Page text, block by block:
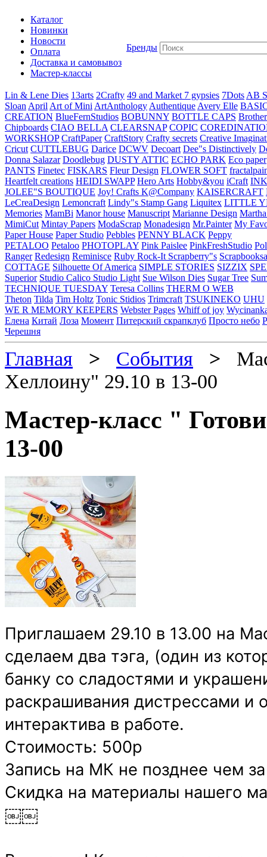
Каталог
Новинки
Новости
Оплата
Доставка и самовывоз
Мастер-классы
Бренды
Lin & Lene Dies 13arts 2Crafty 49 and Market 7 gypsies 7Dots AB
Sloan April Art of Mini ArtAnthology Authentique Avery Elle
CREATION BlueFernStudios BOBUNNY BOTTLE CAPS Brother
Chipboards CIAO BELLA CLEARSNAP COPIC
WORKSHOP CraftPaper CraftStory Crafty secrets Creative
Cricut CUTTLEBUG Darice DCWV Decoart Dee"s Distinctively
Donna Salazar Doodlebug DUSTY ATTIC ECHO PARK Eco paper
PANTS Finetec FISKARS Fleur Design FLOWER SOFT
Heartfelt creations HEIDI SWAPP Hero Arts Hobby&you iCraft
JOLEE"S BOUTIQUE Joy! Crafts K@Company KAISERCRAFT
LeCreaDesign Lemoncraft Lindy"s Stamp Gang Liquitex LITTLE
Memories MamBi Manor house Manuscript Marianne Design
MimiCut Mintay Papers ModaScrap Monadesign Mr.Painter My
Paper House Paper Studio Pebbles PENNY BLACK Peppy
PETALOO Petaloo PHOTOPLAY Pink Paislee PinkFreshStudio
Ranger Redesign Reminisce Ruby Rock-It Scrapberry"s
COTTAGE Silhouette Of America SIMPLE STORIES SIZZIX
Superior Studio Calico Studio Light Sue Wilson Dies Sugar Tree
TECHNIQUE TUESDAY Teresa Collins THERM O WEB
Theton Tilda Tim Holtz Tonic Stidios Trimcraft TSUKINEKO UHU
WE R MEMORY KEEPERS Webster Pages Whiff of joy
Елена Китай Лоза Момент Питерский скрапклуб Просто небо
Черешня
Главная > События >
Хеллоину" 29.10 в 13-00
Мастер-класс "
13-00
Приглашаем 29.10 в 13.00 на
сделаем два тэга, (один из
банку со сладостями и
раскрашивания дистрессами и
интерактива в работе.
Стоимость: 500р
Запись на МК не позднее чем
Скидка на материалы нашего
￼￼